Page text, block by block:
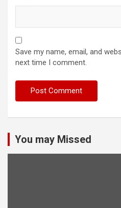
Save my name, email, and
next time I comment.
You may Missed